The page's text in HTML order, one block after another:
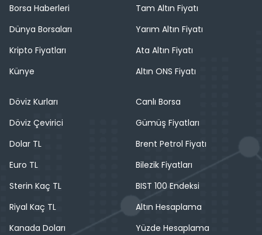
Borsa Haberleri
Dünya Borsaları
Kripto Fiyatları
Künye
Tam Altın Fiyatı
Yarım Altın Fiyatı
Ata Altın Fiyatı
Altın ONS Fiyatı
Döviz Kurları
Döviz Çevirici
Dolar TL
Euro TL
Sterin Kaç TL
Riyal Kaç TL
Kanada Doları
Canlı Borsa
Gümüş Fiyatları
Brent Petrol Fiyatı
Bilezik Fiyatları
BIST 100 Endeksi
Altın Hesaplama
Yüzde Hesaplama